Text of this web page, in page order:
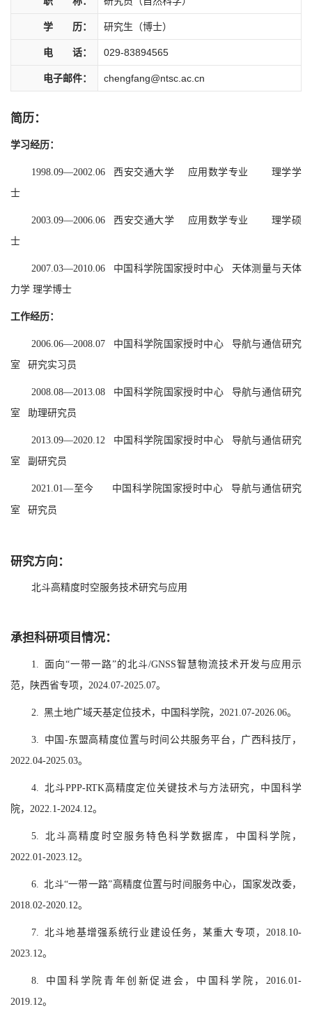
学 历： 研究生（博士）
电 话： 029-83894565
电子邮件： chengfang@ntsc.ac.cn
简历：
学习经历：
1998.09—2002.06 西安交通大学 应用数学专业 理学学
士
2003.09—2006.06 西安交通大学 应用数学专业 理学硕
士
2007.03—2010.06 中国科学院国家授时中心 天体测量与天体
力学 理学博士
工作经历：
2006.06—2008.07 中国科学院国家授时中心 导航与通信研究
室 研究实习员
2008.08—2013.08 中国科学院国家授时中心 导航与通信研究
室 助理研究员
2013.09—2020.12 中国科学院国家授时中心 导航与通信研究
室 副研究员
2021.01—至今 中国科学院国家授时中心 导航与通信研究
室 研究员
研究方向：
北斗高精度时空服务技术研究与应用
承担科研项目情况：
1. 面向“一带一路”的北斗/GNSS智慧物流技术开发与应用示
范，陕西省专项，2024.07-2025.07。
2. 黑土地广域天基定位技术，中国科学院，2021.07-2026.06。
3. 中国-东盟高精度位置与时间公共服务平台，广西科技厅，
2022.04-2025.03。
4. 北斗PPP-RTK高精度定位关键技术与方法研究，中国科学
院，2022.1-2024.12。
5. 北斗高精度时空服务特色科学数据库，中国科学院，
2022.01-2023.12。
6. 北斗“一带一路”高精度位置与时间服务中心，国家发改委，
2018.02-2020.12。
7. 北斗地基增强系统行业建设任务，某重大专项，2018.10-
2023.12。
8. 中国科学院青年创新促进会，中国科学院，2016.01-
2019.12。